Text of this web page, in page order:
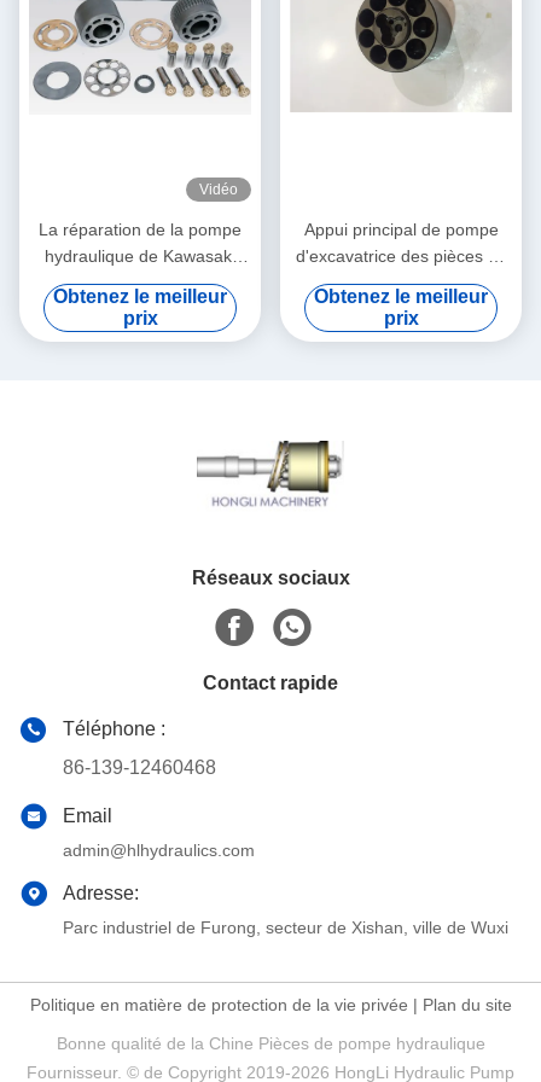
Vidéo
La réparation de la pompe
hydraulique de Kawasaki
partie/du plateau oscillant
haute performance
Obtenez le meilleur
prix
Appui principal de pompe
d'excavatrice des pièces de
réparation de pompe
hydraulique de K3SP36B
K3SP36C 8T
Obtenez le meilleur
prix
Réseaux sociaux
Contact rapide
Téléphone :
86-139-12460468
Email
admin@hlhydraulics.com
Adresse:
Parc industriel de Furong, secteur de Xishan, ville de Wuxi
Politique en matière de protection de la vie privée | Plan du site
Bonne qualité de la Chine Pièces de pompe hydraulique
Fournisseur. © de Copyright 2019-2026 HongLi Hydraulic Pump